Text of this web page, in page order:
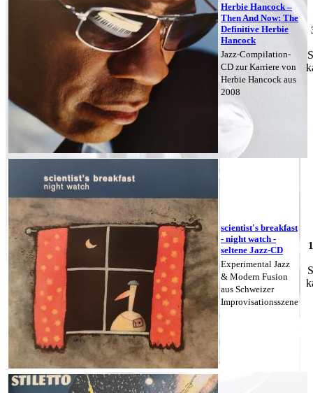
Herbie Hancock –
Then And Now: The
Definitive Herbie
Hancock
Jazz-Compilation-
CD zur Karriere von
Herbie Hancock aus
2008
scientist's breakfast
- night watch -
seltene Jazz-CD
Experimental Jazz
& Modern Fusion
aus Schweizer
Improvisationsszene